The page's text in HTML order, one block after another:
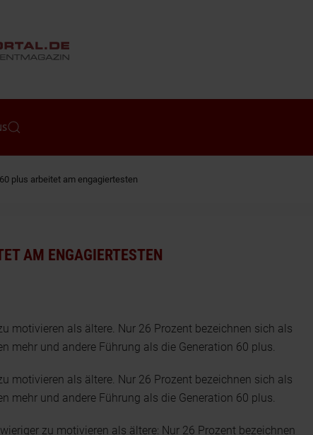
plus arbeitet am engagiertesten
AM ENGAGIERTESTEN
motivieren als ältere. Nur 26 Prozent bezeichnen sich als
mehr und andere Führung als die Generation 60 plus.
motivieren als ältere. Nur 26 Prozent bezeichnen sich als
mehr und andere Führung als die Generation 60 plus.
zu motivieren als ältere: Nur 26 Prozent bezeichnen